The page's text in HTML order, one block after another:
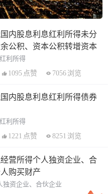
内股息利息红利所得未分
公积、资本公积转增资本
利所得
1095 点赞 7056 浏览
内股息利息红利所得债券
利所得
1221 点赞 8251 浏览
营所得个人独资企业、合
购买财产
独资企业、合伙企业